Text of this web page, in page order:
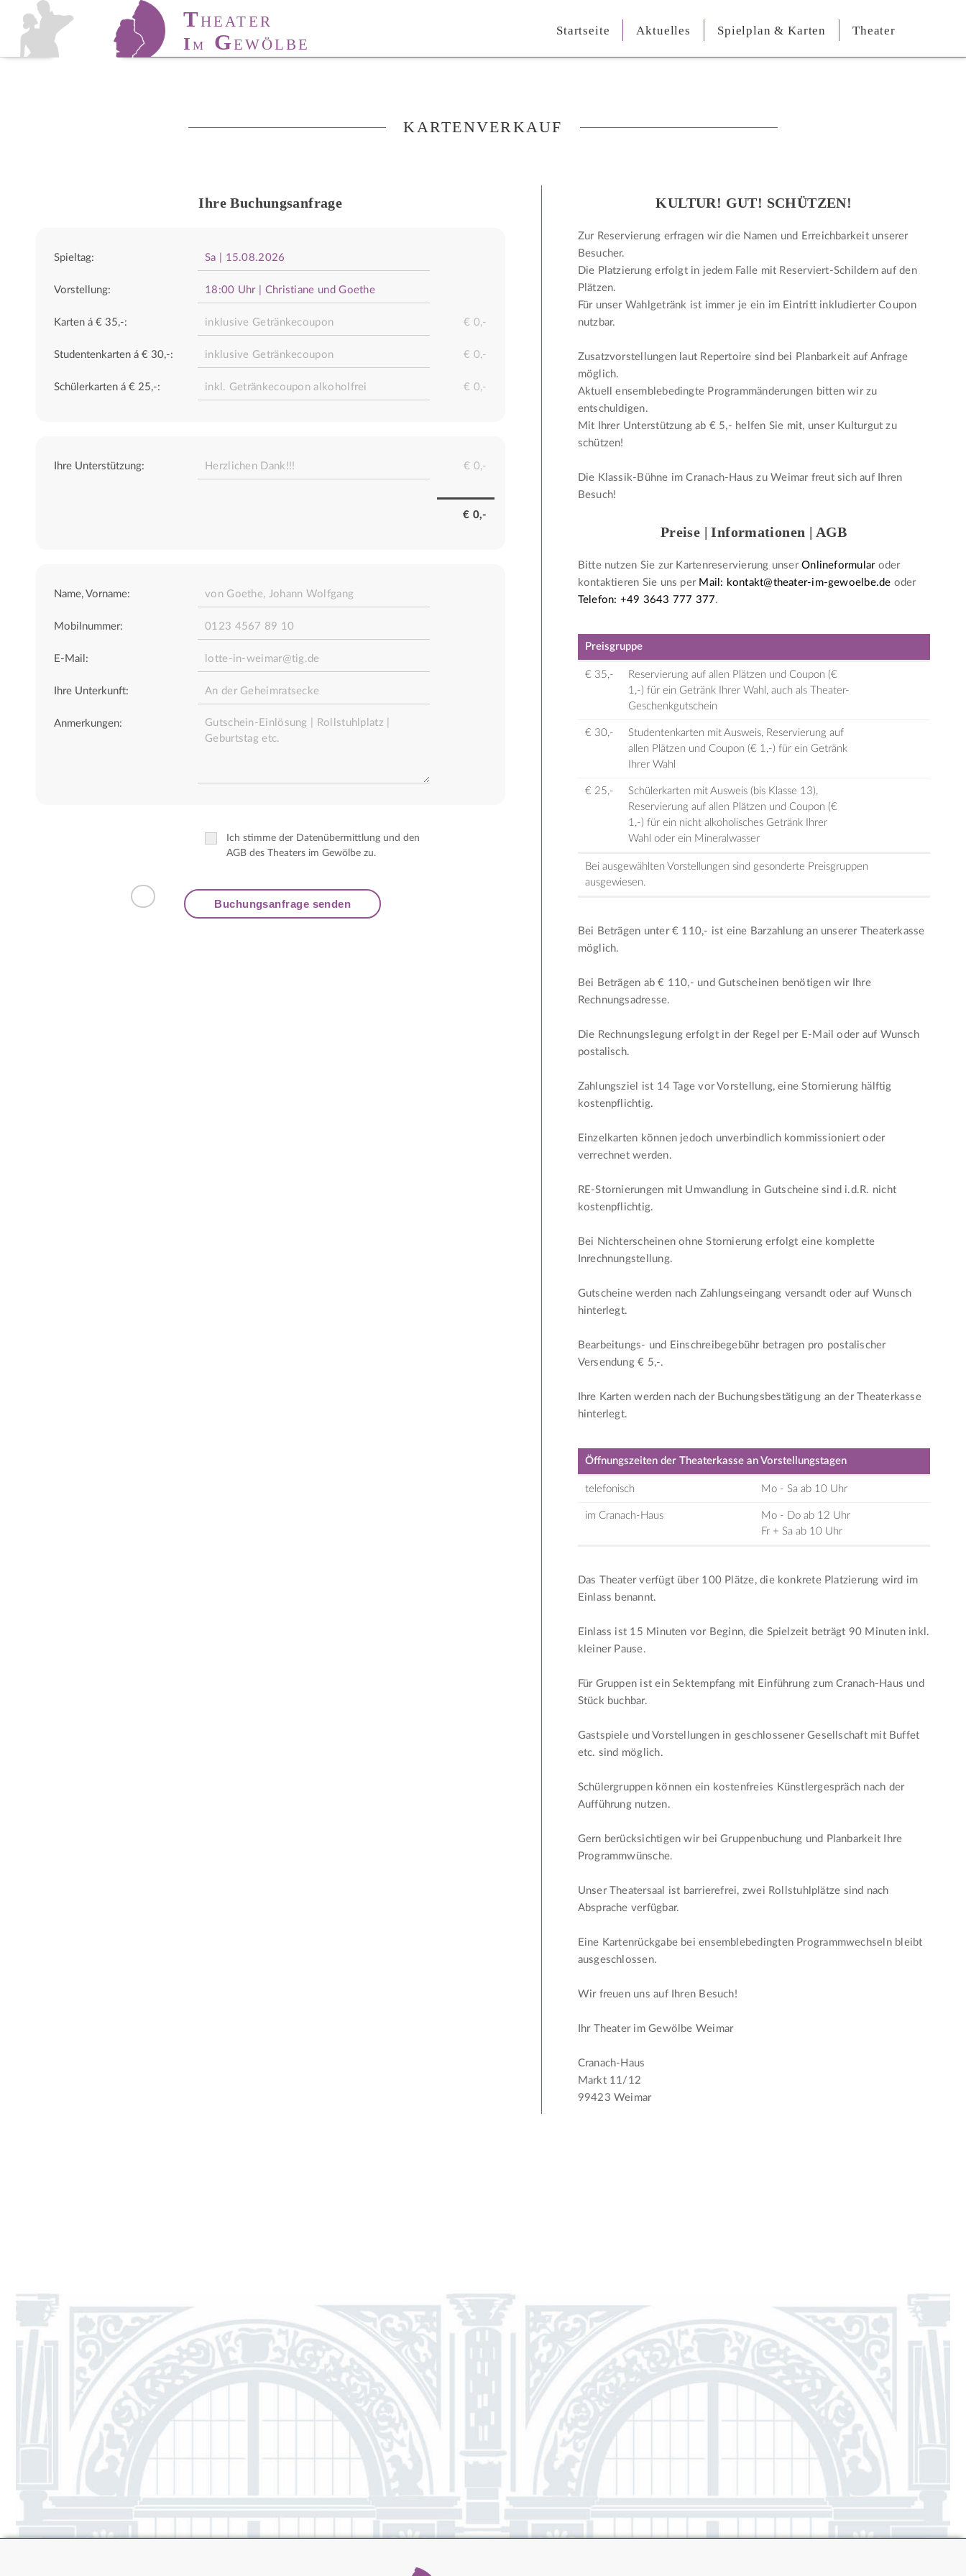
THÜRINGER
T ANZ- KADEMIE
THEATER
IM GEWÖLBE
Startseite Aktuelles Spielplan & Karten Theater
KARTENVERKAUF
Ihre Buchungsanfrage
Spieltag:
Vorstellung:
Karten á € 35,-:
Studentenkarten á € 30,-:
Schülerkarten á € 25,-:
Ihre Unterstützung:
Name, Vorname:
Mobilnummer:
E-Mail:
Ihre Unterkunft:
Anmerkungen:
Ich stimme der Datenübermittlung und den
AGB des Theaters im Gewölbe zu.
KULTUR! GUT! SCHÜTZEN!
Zur Reservierung erfragen wir die Namen und Erreichbarkeit unserer
Besucher.
Die Platzierung erfolgt in jedem Falle mit Reserviert-Schildern auf den
Plätzen.
Für unser Wahlgetränk ist immer je ein im Eintritt inkludierter Coupon
nutzbar.
Zusatzvorstellungen laut Repertoire sind bei Planbarkeit auf Anfrage
möglich.
Aktuell ensemblebedingte Programmänderungen bitten wir zu
entschuldigen.
Mit Ihrer Unterstützung ab € 5,- helfen Sie mit, unser Kulturgut zu
schützen!
Die Klassik-Bühne im Cranach-Haus zu Weimar freut sich auf Ihren
Besuch!
Preise | Informationen | AGB
Bitte nutzen Sie zur Kartenreservierung unserOnlineformularoder
kontaktieren Sie uns per Mail: kontakt@theater-im-gewoelbe.de oder
Telefon: +49 3643 777 377.
Preisgruppe
€ 35,-
Reservierung auf allen Plätzen und Coupon (€
1,-) für ein Getränk Ihrer Wahl, auch als Theater-
Geschenkgutschein
€ 30,-
Studentenkarten mit Ausweis, Reservierung auf
allen Plätzen und Coupon (€ 1,-) für ein Getränk
Ihrer Wahl
€ 25,-
Schülerkarten mit Ausweis (bis Klasse 13),
Reservierung auf allen Plätzen und Coupon (€
1,-) für ein nicht alkoholisches Getränk Ihrer
Wahl oder ein Mineralwasser
Bei ausgewählten Vorstellungen sind gesonderte Preisgruppen
ausgewiesen.
Bei Beträgen unter € 110,- ist eine Barzahlung an unserer Theaterkasse
möglich.
Bei Beträgen ab € 110,- und Gutscheinen benötigen wir Ihre
Rechnungsadresse.
Die Rechnungslegung erfolgt in der Regel per E-Mail oder auf Wunsch
postalisch.
Zahlungsziel ist 14 Tage vor Vorstellung, eine Stornierung hälftig
kostenpflichtig.
Einzelkarten können jedoch unverbindlich kommissioniert oder
verrechnet werden.
RE-Stornierungen mit Umwandlung in Gutscheine sind i.d.R. nicht
kostenpflichtig.
Bei Nichterscheinen ohne Stornierung erfolgt eine komplette
Inrechnungstellung.
Gutscheine werden nach Zahlungseingang versandt oder auf Wunsch
hinterlegt.
Bearbeitungs- und Einschreibegebühr betragen pro postalischer
Versendung € 5,-.
Ihre Karten werden nach der Buchungsbestätigung an der Theaterkasse
hinterlegt.
Öffnungszeiten der Theaterkasse an Vorstellungstagen
telefonisch Mo - Sa ab 10 Uhr
im Cranach-Haus
Mo - Do ab 12 Uhr
Fr + Sa ab 10 Uhr
Das Theater verfügt über 100 Plätze, die konkrete Platzierung wird im
Einlass benannt.
Einlass ist 15 Minuten vor Beginn, die Spielzeit beträgt 90 Minuten inkl.
kleiner Pause.
Für Gruppen ist ein Sektempfang mit Einführung zum Cranach-Haus und
Stück buchbar.
Gastspiele und Vorstellungen in geschlossener Gesellschaft mit Buffet
etc. sind möglich.
Schülergruppen können ein kostenfreies Künstlergespräch nach der
Aufführung nutzen.
Gern berücksichtigen wir bei Gruppenbuchung und Planbarkeit Ihre
Programmwünsche.
Unser Theatersaal ist barrierefrei, zwei Rollstuhlplätze sind nach
Absprache verfügbar.
Eine Kartenrückgabe bei ensemblebedingten Programmwechseln bleibt
ausgeschlossen.
Wir freuen uns auf Ihren Besuch!
Ihr Theater im Gewölbe Weimar
Cranach-Haus
Markt 11/12
99423 Weimar